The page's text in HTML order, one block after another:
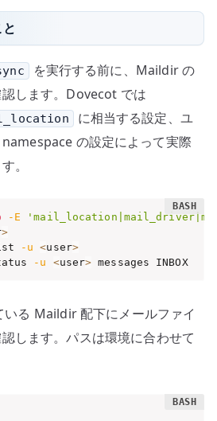
を実行する前に、Maildir の
します。Dovecot では
に相当する設定、ユ
の設定によって実際
。
-E
>
-u <user>
-u <user> messages INBOX
る Maildir 配下にメールファイ
します。パスは環境に合わせて